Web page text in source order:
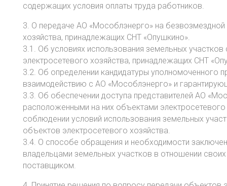
содержащих условия оплаты труда работников.
3. О передаче АО «Мособлэнерго» на
хозяйства, принадлежащих СНТ «Опушкино».
3.1. Об условиях использования земельных
электросетевого хозяйства, принадлежащих СНТ
3.2. Об определении кандидатуры уполномоченного
взаимодействию с АО «Мособлэнерго» и
3.3. Об обеспечении доступа представителей АО
расположенными на них объектами электросетевого
соблюдении условий использования земельных
объектов электросетевого хозяйства.
3.4. О способе обращения и необходимости
владельцами земельных участков в отношении
поставщиком.